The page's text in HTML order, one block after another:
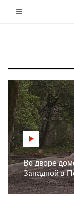
Во дворе
Западной в